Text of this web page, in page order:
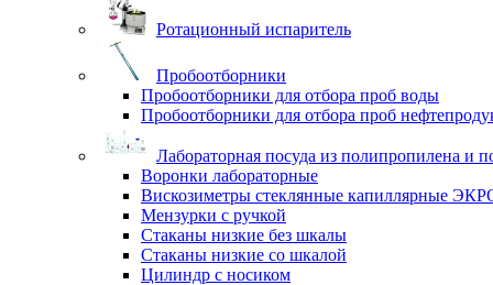
Ротационный испаритель
Пробоотборники
Пробоотборники для отбора проб воды
Пробоотборники для отбора проб
Лабораторная посуда из полипропилена и
Воронки лабораторные
Вискозиметры стеклянные капиллярные
Мензурки с ручкой
Стаканы низкие без шкалы
Стаканы низкие со шкалой
Цилиндр с носиком